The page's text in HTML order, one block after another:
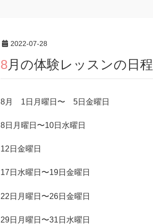
2022-07-28
8月の体験レッスンの日程
8月 1日月曜日〜 5日金曜日
8日月曜日〜10日水曜日
12日金曜日
17日水曜日〜19日金曜日
22日月曜日〜26日金曜日
29日月曜日〜31日水曜日